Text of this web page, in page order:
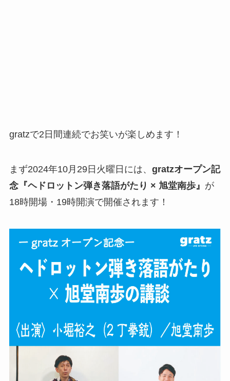
gratzで2日間連続でお笑いが楽しめます！
まず2024年10月29日火曜日には、 gratzオープン記
念『ヘドロットン弾き落語がたり × 旭堂南歩』 が
18時開場・19時開演で開催されます！